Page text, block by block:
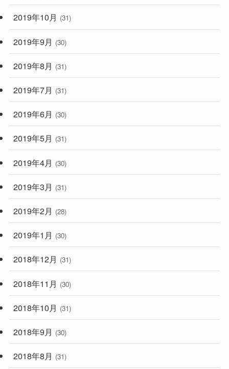
2019年10月 (31)
2019年9月 (30)
2019年8月 (31)
2019年7月 (31)
2019年6月 (30)
2019年5月 (31)
2019年4月 (30)
2019年3月 (31)
2019年2月 (28)
2019年1月 (30)
2018年12月 (31)
2018年11月 (30)
2018年10月 (31)
2018年9月 (30)
2018年8月 (31)